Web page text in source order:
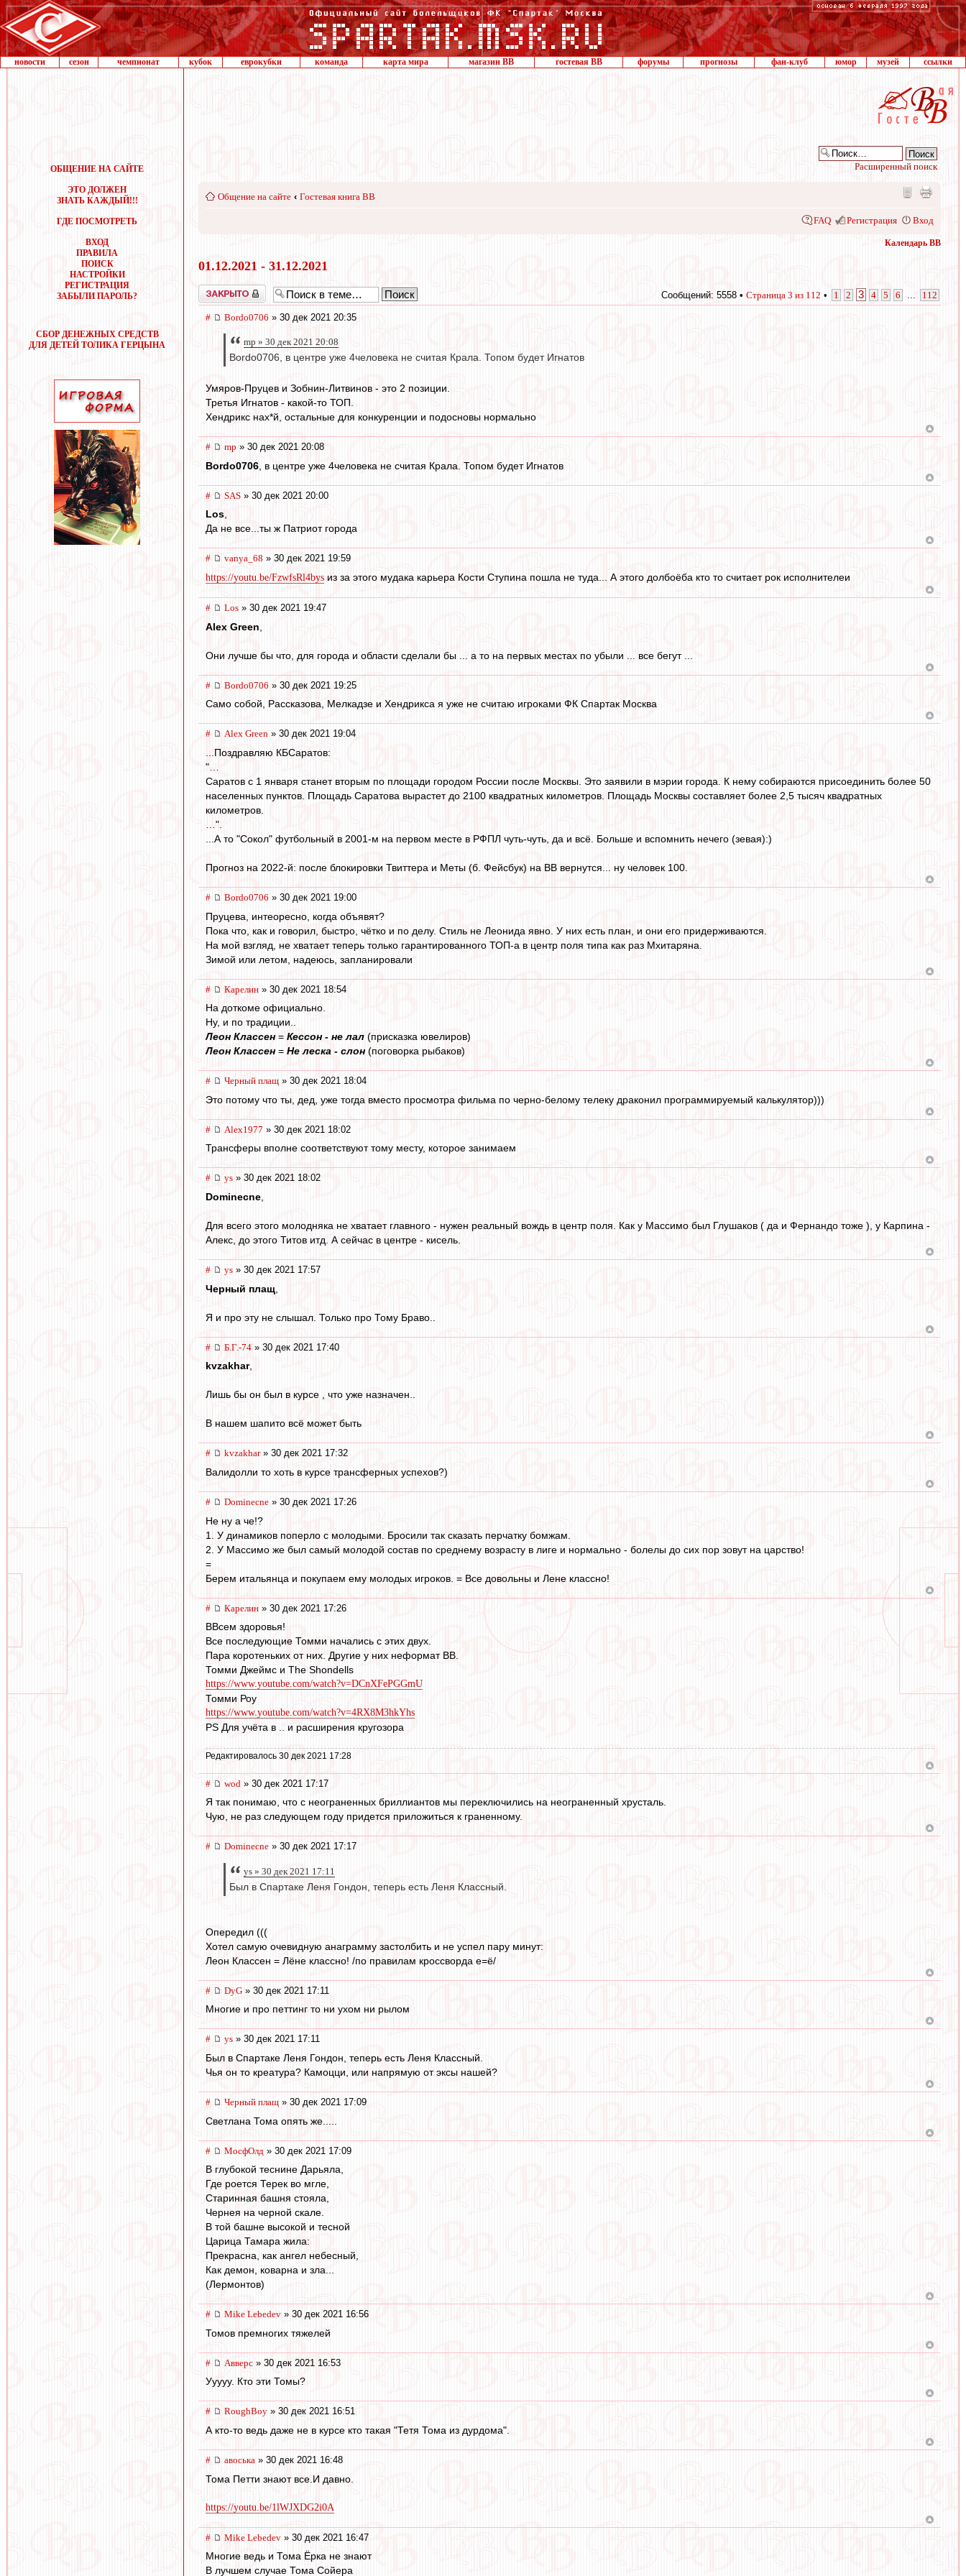
новости сезон чемпионат кубок еврокубки команда карта мира магазин ВВ гостевая ВВ форумы прогнозы фан-клуб юмор музей ссылки
ОБЩЕНИЕ НА САЙТЕ
ЭТО ДОЛЖЕН
ЗНАТЬ КАЖДЫЙ!!!
ГДЕ ПОСМОТРЕТЬ
ВХОД
ПРАВИЛА
ПОИСК
НАСТРОЙКИ
РЕГИСТРАЦИЯ
ЗАБЫЛИ ПАРОЛЬ?
СБОР ДЕНЕЖНЫХ СРЕДСТВ
ДЛЯ ДЕТЕЙ ТОЛИКА ГЕРЦЫНА
Расширенный поиск
Общение на сайте ‹ Гостевая книга ВВ
FAQ Регистрация Вход
Календарь ВВ
01.12.2021 - 31.12.2021
Закрыто Сообщений: 5558 • Страница 3 из 112 • 1 2 3 4 5 6 112
# Bordo0706 » 30 дек 2021 20:35
mp » 30 дек 2021 20:08
Bordo0706, в центре уже 4человека не считая Крала. Топом будет Игнатов
Умяров-Пруцев и Зобнин-Литвинов - это 2 позиции.
Третья Игнатов - какой-то ТОП.
Хендрикс нах*й, остальные для конкуренции и подосновы нормально
# mp » 30 дек 2021 20:08
Bordo0706 , в центре уже 4человека не считая Крала. Топом будет Игнатов
# SAS » 30 дек 2021 20:00
Los,
Да не все...ты ж Патриот города
# vanya_68 » 30 дек 2021 19:59
https://youtu.be/FzwfsRl4bys из за этого мудака карьера Кости Ступина пошла не туда... А этого долбоёба кто то считает рок исполнителеи
# Los » 30 дек 2021 19:47
Alex Green
Они лучше бы что, для города и области сделали бы ... а то на первых местах по убыли ... все бегут ...
# Bordo0706 » 30 дек 2021 19:25
Само собой, Рассказова, Мелкадзе и Хендрикса я уже не считаю игроками ФК Спартак Москва
# Alex Green » 30 дек 2021 19:04
...Поздравляю КБСаратов:
"…
Саратов с 1 января станет вторым по площади городом России после Москвы. Это заявили в мэрии города. К нему собираются присоединить более 50
населенных пунктов. Площадь Саратова вырастет до 2100 квадратных километров. Площадь Москвы составляет более 2,5 тысяч квадратных
километров.
…".
...А то "Сокол" футбольный в 2001-м на первом месте в РФПЛ чуть-чуть, да и всё. Больше и вспомнить нечего (зевая):)
Прогноз на 2022-й: после блокировки Твиттера и Меты (б. Фейсбук) на ВВ вернутся... ну человек 100.
# Bordo0706 » 30 дек 2021 19:00
Пруцева, интеоресно, когда объявят?
Пока что, как и говорил, быстро, чётко и по делу. Стиль не Леонида явно. У них есть план, и они его придерживаются.
На мой взгляд, не хватает теперь только гарантированного ТОП-а в центр поля типа как раз Мхитаряна.
Зимой или летом, надеюсь, запланировали
# Карелин » 30 дек 2021 18:54
На доткоме официально.
Ну, и по традиции..
Леон Классен = Кессон - не лал (присказка ювелиров)
Леон Классен = Не леска - слон(поговорка рыбаков)
# Черный плащ » 30 дек 2021 18:04
Это потому что ты, дед, уже тогда вместо просмотра фильма по черно-белому телеку драконил программируемый калькулятор)))
# Alex1977 » 30 дек 2021 18:02
Трансферы вполне соответствуют тому месту, которое занимаем
# ys » 30 дек 2021 18:02
Dominecne
Для всего этого молодняка не хватает главного - нужен реальный вождь в центр поля. Как у Массимо был Глушаков ( да и Фернандо тоже ), у Карпина -
Алекс, до этого Титов итд. А сейчас в центре - кисель.
# ys » 30 дек 2021 17:57
Черный плащ
Я и про эту не слышал. Только про Тому Браво..
# Б.Г.-74 » 30 дек 2021 17:40
kvzakhar,
Лишь бы он был в курсе , что уже назначен..
В нашем шапито всё может быть
# kvzakhar» 30 дек 2021 17:32
Валидолли то хоть в курсе трансферных успехов?)
# Dominecne » 30 дек 2021 17:26
Не ну а че!?
1. У динамиков поперло с молодыми. Бросили так сказать перчатку бомжам.
2. У Массимо же был самый молодой состав по среднему возрасту в лиге и нормально - болелы до сих пор зовут на царство!
=
Берем итальянца и покупаем ему молодых игроков. = Все довольны и Лене классно!
# Карелин » 30 дек 2021 17:26
ВВсем здоровья!
Все последующие Томми начались с этих двух.
Пара коротеньких от них. Другие у них неформат ВВ.
Томми Джеймс и The Shondells
https://www.youtube.com/watch?v=DCnXFePGGmU
Томми Роу
https://www.youtube.com/watch?v=4RX8M3hkYhs
PS Для учёта в .. и расширения кругозора
Редактировалось 30 дек 2021 17:28
# wod » 30 дек 2021 17:17
Я так понимаю, что с неограненных бриллиантов мы переключились на неограненный хрусталь.
Чую, не раз следующем году придется приложиться к граненному.
# Dominecne » 30 дек 2021 17:17
ys » 30 дек 2021 17:11
Был в Спартаке Леня Гондон, теперь есть Леня Классный.
Опередил (((
Хотел самую очевидную анаграмму застолбить и не успел пару минут:
Леон Классен = Лёне классно! /по правилам кроссворда е=ё/
# DyG » 30 дек 2021 17:11
Многие и про петтинг то ни ухом ни рылом
# ys » 30 дек 2021 17:11
Был в Спартаке Леня Гондон, теперь есть Леня Классный.
Чья он то креатура? Камоцци, или напрямую от эксы нашей?
# Черный плащ » 30 дек 2021 17:09
Светлана Тома опять же.....
# МосфОлд » 30 дек 2021 17:09
В глубокой теснине Дарьяла,
Где роется Терек во мгле,
Старинная башня стояла,
Чернея на черной скале.
В той башне высокой и тесной
Царица Тамара жила:
Прекрасна, как ангел небесный,
Как демон, коварна и зла...
(Лермонтов)
# Mike Lebedev » 30 дек 2021 16:56
Томов премногих тяжелей
# Авверс » 30 дек 2021 16:53
Ууууу. Кто эти Томы?
# RoughBoy » 30 дек 2021 16:51
А кто-то ведь даже не в курсе кто такая "Тетя Тома из дурдома".
# авоська » 30 дек 2021 16:48
Тома Петти знают все.И давно.
https://youtu.be/1lWJXDG2i0A
# Mike Lebedev » 30 дек 2021 16:47
Многие ведь и Тома Ёрка не знают
В лучшем случае Тома Сойера